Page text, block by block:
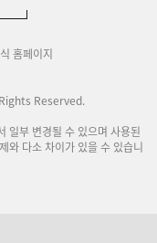
홈페이지
Reserved.
일부 변경될 수 있으며 사용된
와 다소 차이가 있을 수 있습니